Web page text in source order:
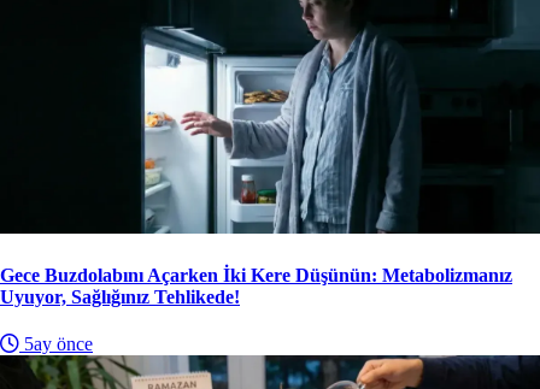
Gece Buzdolabını Açarken İki Kere Düşünün: Metabolizmanız
Uyuyor, Sağlığınız Tehlikede!
5ay önce